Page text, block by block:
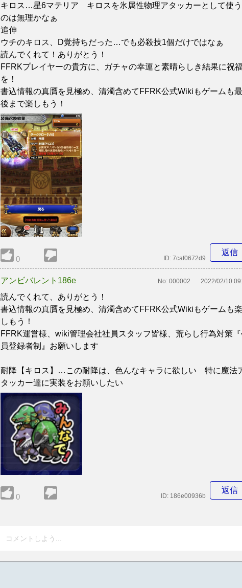
キロス…星6マテリア キロスを氷属性物理アタッカーとして使う
のは無理かなぁ
追伸
ウチのキロス、D覚持ちだった…でも必殺技1個だけではなぁ
読んでくれて！ありがとう！
FFRKプレイヤーの貴方に、ガチャの幸運と素晴らしき結果に祝
を！
書込情報の真贋を見極め、清濁含めてFFRK公式Wikiもゲームも最
後まで楽しもう！
0
返信
ID: 7caf0672d9
アンビバレント186e No: 000002 2022/02/10
読んでくれて、ありがとう！
書込情報の真贋を見極め、清濁含めてFFRK公式Wikiもゲームも楽
しもう！
FFRK運営様、wiki管理会社社員スタッフ皆様、荒らし行為対策
員登録者制』お願いします
耐降【キロス】…この耐降は、色んなキャラに欲しい 特に魔法
タッカー達に実装をお願いしたい
0
返信
ID: 186e00936b
コメントしよう...